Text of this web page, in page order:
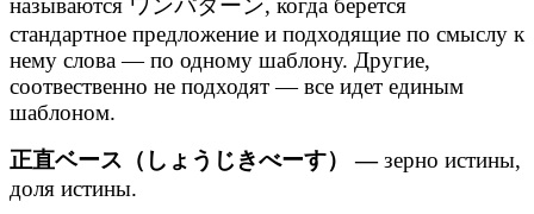
называются ワンパターン, когда берется
стандартное предложение и подходящие по смыслу к
нему слова — по одному шаблону. Другие,
соотвественно не подходят — все идет единым
шаблоном.
正直ベース（しょうじきべーす） —зерно истины,
доля истины.